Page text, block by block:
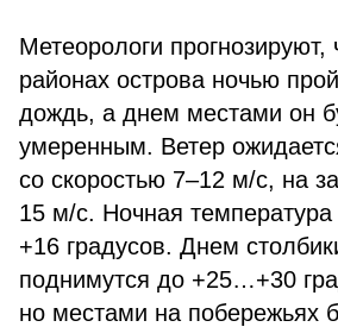
Метеорологи прогнозируют,
районах острова ночью
дождь, а днем местами он
умеренным. Ветер
со скоростью 7–12 м/с, на
15 м/с. Ночная
+16 градусов. Днем
поднимутся до +25…+30
но местами на побережьях